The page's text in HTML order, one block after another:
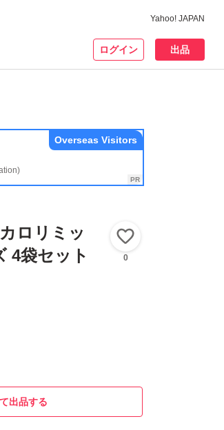
Yahoo! JAPAN
ログイン 出品
Overseas Visitors
ロリミッ
4袋セット
0
出品する